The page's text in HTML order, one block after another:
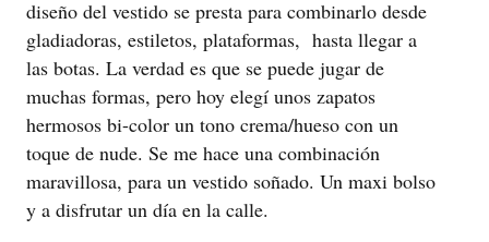
diseño del vestido se presta para combinarlo desde
gladiadoras, estiletos, plataformas, hasta llegar a
las botas. La verdad es que se puede jugar de
muchas formas, pero hoy elegí unos zapatos
hermosos bi-color un tono crema/hueso con un
toque de nude. Se me hace una combinación
maravillosa, para un vestido soñado. Un maxi bolso
y a disfrutar un día en la calle.